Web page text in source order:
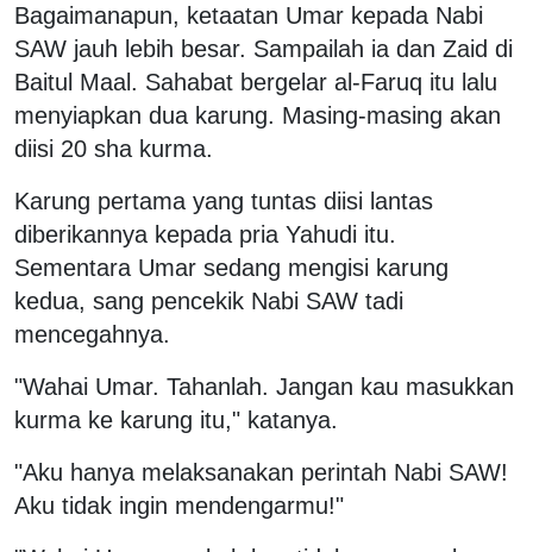
Bagaimanapun, ketaatan Umar kepada Nabi
SAW jauh lebih besar. Sampailah ia dan Zaid di
Baitul Maal. Sahabat bergelar al-Faruq itu lalu
menyiapkan dua karung. Masing-masing akan
diisi 20 sha kurma.
Karung pertama yang tuntas diisi lantas
diberikannya kepada pria Yahudi itu.
Sementara Umar sedang mengisi karung
kedua, sang pencekik Nabi SAW tadi
mencegahnya.
"Wahai Umar. Tahanlah. Jangan kau masukkan
kurma ke karung itu," katanya.
"Aku hanya melaksanakan perintah Nabi SAW!
Aku tidak ingin mendengarmu!"